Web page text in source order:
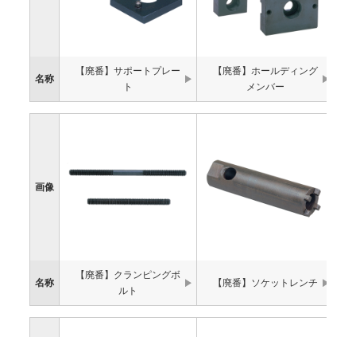
名称
【廃番】サポートプレー
ト
【廃番】ホールディング
メンバー
画像
名称
【廃番】クランピングボ
ルト
【廃番】ソケットレンチ